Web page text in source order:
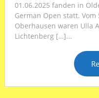
01.06.2025 fanden in
German Open statt. Vom
Oberhausen waren Ulla
Lichtenberg […]...